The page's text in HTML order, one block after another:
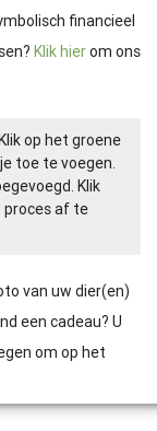
financieel
Klik hierom ons
op het groene
toe te voegen.
Klik
proces af te
van uw dier(en)
een cadeau? U
om op het